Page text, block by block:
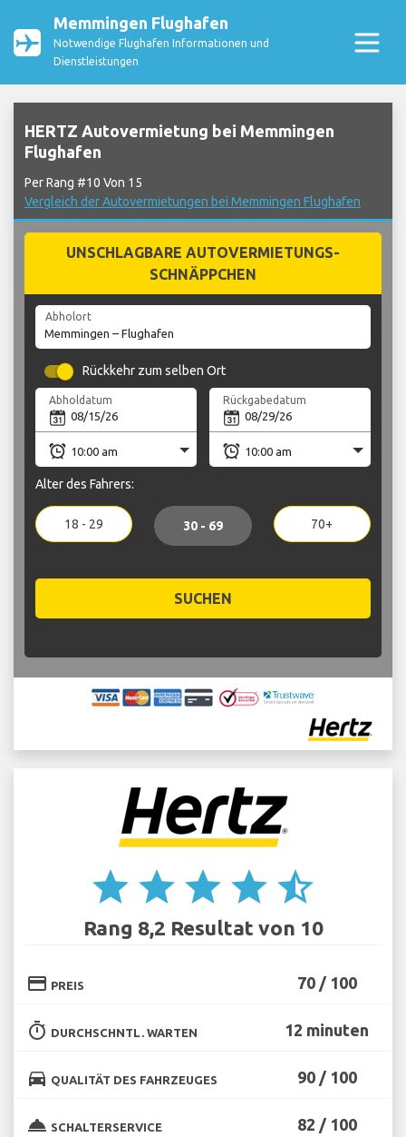
Memmingen Flughafen
Notwendige Flughafen Informationen und
Dienstleistungen
HERTZ Autovermietung bei Memmingen
Flughafen
Per Rang #10 Von 15
Vergleich der Autovermietungen bei Memmingen Flughafen
UNSCHLAGBARE AUTOVERMIETUNGS-
SCHNÄPPCHEN
Abholort
Rückkehr zum selben Ort
Abholdatum Rückgabedatum
Alter des Fahrers:
18 - 29 30 - 69 70+
SUCHEN
star star star star star_half
Rang 8,2 Resultat von 10
credit_card PREIS 70 / 100
timer DURCHSCHNTL. WARTEN 12 minuten
directions_car QUALITÄT DES FAHRZEUGES 90 / 100
room_service SCHALTERSERVICE 82 / 100